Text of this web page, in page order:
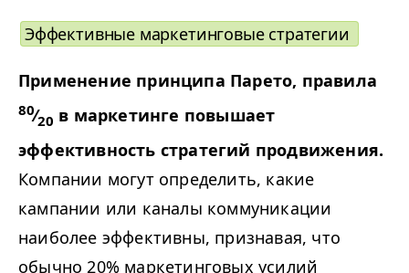
Эффективные маркетинговые стратегии
Применение принципа Парето, правила
80⁄20 в маркетинге повышает
эффективность стратегий продвижения.
Компании могут определить, какие
кампании или каналы коммуникации
наиболее эффективны, признавая, что
обычно 20% маркетинговых усилий